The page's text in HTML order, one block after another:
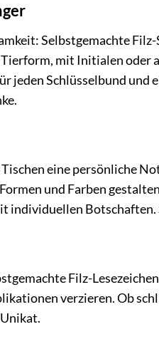
Selbstgemachte
mit Initialen oder
jeden Schlüsselbund
eine persönliche
und Farben
individuellen
Filz-
verzieren. Ob